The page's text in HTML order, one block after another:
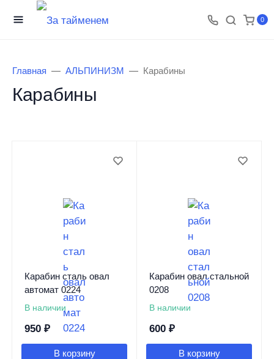
0
Главная АЛЬПИНИЗМ Карабины
Карабины
Карабин сталь овал
автомат 0224
В наличии
950 ₽
В корзину
Карабин овал стальной
0208
В наличии
600 ₽
В корзину